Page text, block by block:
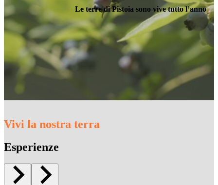
Le terre di Pistoia sono vive tutto l’anno
Vivi la nostra terra
Esperienze